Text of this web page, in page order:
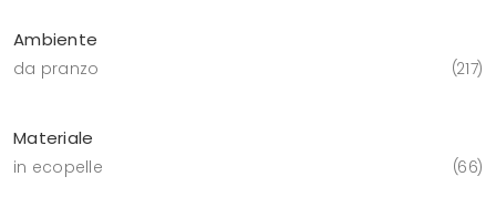
Ambiente
da pranzo 217
Materiale
in ecopelle 66